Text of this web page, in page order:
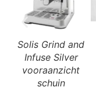
Solis Grind and
Infuse Silver
vooraanzicht
schuin